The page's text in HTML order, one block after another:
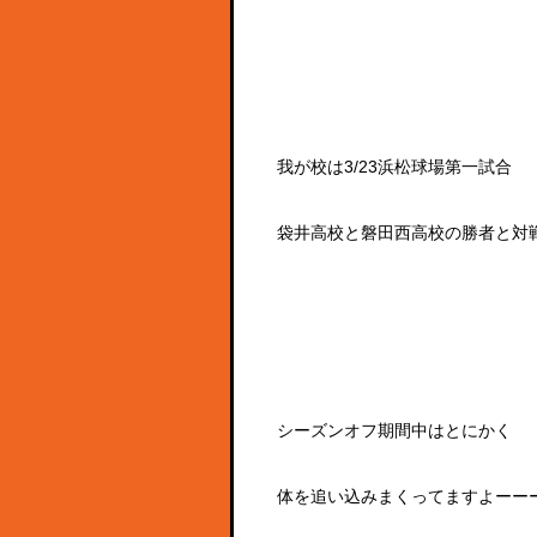
我が校は3/23浜松球場第一試合
袋井高校と磐田西高校の勝者と対
シーズンオフ期間中はとにかく
体を追い込みまくってますよーー